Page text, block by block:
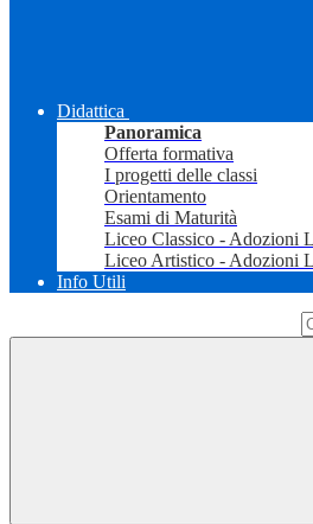
Didattica
Panoramica
Offerta formativa
I progetti delle classi
Orientamento
Esami di Maturità
Liceo Classico - Adozioni
Liceo Artistico - Adozioni
Info Utili